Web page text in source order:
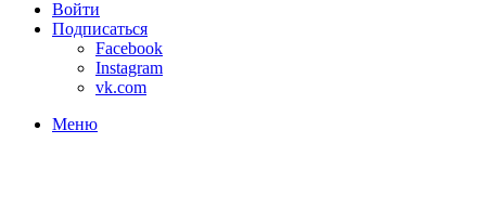
Войти
Подписаться
Facebook
Instagram
vk.com
Меню